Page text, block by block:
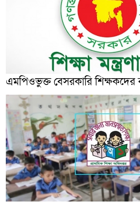
এমপিওভুক্ত বেসরকারি শিক্ষকদের